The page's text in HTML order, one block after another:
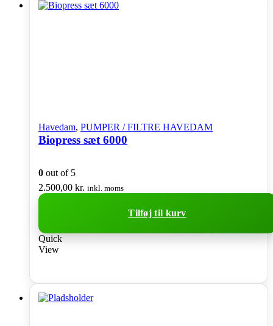
Havedam, PUMPER / FILTRE HAVEDAM
Biopress sæt 6000
0 out of 5
2.500,00 kr. inkl. moms
Tilføj til kurv
Quick
View